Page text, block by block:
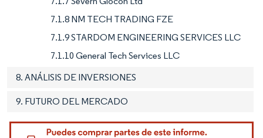
7.1.8 NM TECH TRADING FZE
7.1.9 STARDOM ENGINEERING SERVICES LLC
7.1.10 General Tech Services LLC
8. ANÁLISIS DE INVERSIONES
9. FUTURO DEL MERCADO